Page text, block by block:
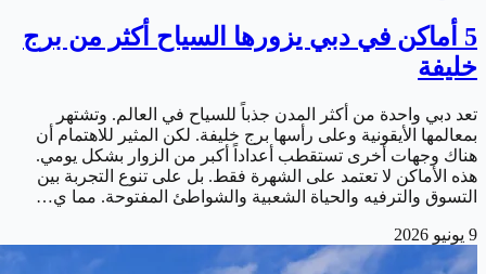
5 أماكن في دبي يزورها السياح أكثر من برج
خليفة
تعد دبي واحدة من أكثر المدن جذباً للسياح في العالم. وتشتهر
بمعالمها الأيقونية وعلى رأسها برج خليفة. لكن المثير للاهتمام أن
هناك وجهات أخرى تستقطب أعداداً أكبر من الزوار بشكل يومي.
هذه الأماكن لا تعتمد على الشهرة فقط. بل على تنوع التجربة بين
التسوق والترفيه والحياة الشعبية والشواطئ المفتوحة. مما ي…
9 يونيو 2026